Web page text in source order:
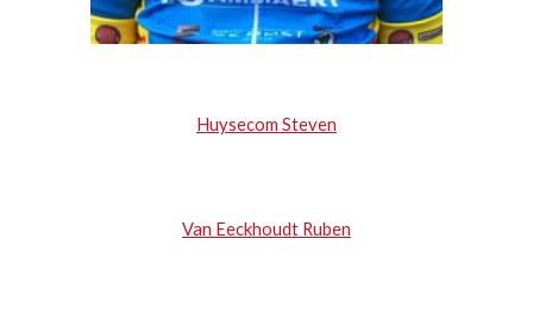
Huysecom Steven
Van Eeckhoudt Ruben